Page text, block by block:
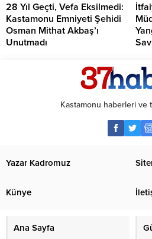
28 Yıl Geçti, Vefa Eksilmedi:
Kastamonu Emniyeti Şehidi
Osman Mithat Akbaş’ı
Unutmadı
Kastamonu haberleri ve
Yazar Kadromuz
Künye
Ana Sayfa